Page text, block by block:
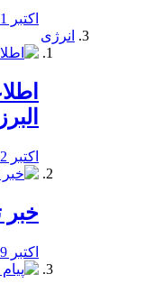
اکتبر 21, 2019
انرژی
البرز
اکتبر 22, 2019
خبر
اکتبر 19, 2019